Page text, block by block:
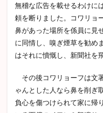
無稽な広告を載せるわけに
頼を断りました。コワリョ
鼻があった場所を係員に見
に同情し、嗅ぎ煙草を勧め
はそれに憤慨し、新聞社を
その後コワリョーフは文
ゃんとした人なら鼻を削ぎ
負心を傷つけられて家に帰